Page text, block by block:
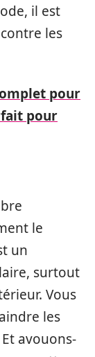
il est
les
pour
pour
le
un
surtout
Vous
les
avouons-